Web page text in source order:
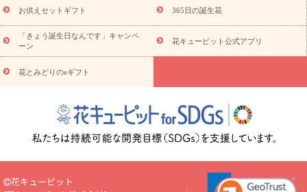
ド
お花の種類 トルコキキョウ
お祝い お祝い・3000円～ お祝い・4000円～
お祝い・
5000円～
お祝い・7000円～ お祝い・ 10000円～
お供え・お
悔やみ
円～
お供え・お悔やみ・
読み物
いのマナー
定年退職祝いのマナー
お祝いを贈るときのマナー・
花キューピットのお祝いコラム一覧
誕生日のお花を「色
彩心理学」で選ぶ方法
結婚祝いの予算相場
出産祝いお役立ち情
ール
新築引っ越し祝いコラム お祝い花のマナー総まとめ
職
お供えセットギフト 365日の誕生花
「きょう誕生日なんです」キャンペ
ーン
花キューピット公式アプリ
花とみどりのeギフト
花キューピット